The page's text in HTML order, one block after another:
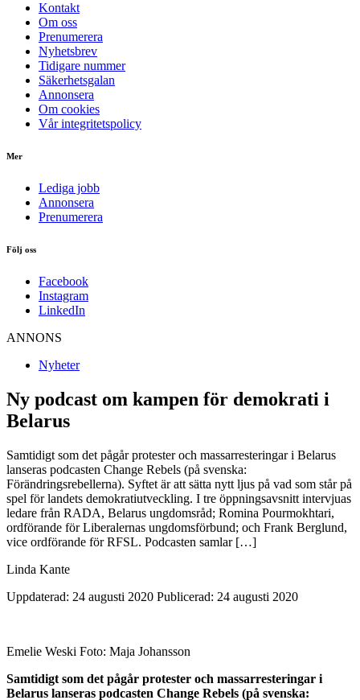
Kontakt
Om oss
Prenumerera
Nyhetsbrev
Tidigare nummer
Säkerhetsgalan
Annonsera
Om cookies
Vår integritetspolicy
Mer
Lediga jobb
Annonsera
Prenumerera
Följ oss
Facebook
Instagram
LinkedIn
ANNONS
Nyheter
Ny podcast om kampen för demokrati i
Belarus
Samtidigt som det pågår protester och massarresteringar i Belarus
lanseras podcasten Change Rebels (på svenska:
Förändringsrebellerna). Syftet är att sätta nytt ljus på vad som står på
spel för landets demokratiutveckling. I tre öppningsavsnitt intervjuas
ledare från RADA, Belarus ungdomsråd; Romina Pourmokhtari,
ordförande för Liberalernas ungdomsförbund; och Frank Berglund,
vice ordförande för RFSL. Podcasten samlar […]
Linda Kante
Uppdaterad: 24 augusti 2020 Publicerad: 24 augusti 2020
Emelie Weski Foto: Maja Johansson
Samtidigt som det pågår protester och massarresteringar i
Belarus lanseras podcasten Change Rebels (på svenska: